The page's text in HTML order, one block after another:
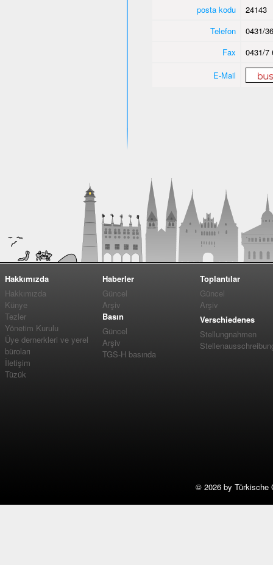
posta kodu
24143
Telefon
0431/
Fax
0431/7
E-Mail
Hakkımızda
Hakkımızda
Künye
Tezler
Yönetim Kurulu
Üye dernerkleri ve yerel
büroları
İletişim
Tüzük
Haberler
Güncel
Arşiv
Basın
Güncel
Arşiv
TGS-H basında
Toplantılar
Güncel
Arşiv
Verschiedenes
Stellungnahmen
© 2026 by Türkische